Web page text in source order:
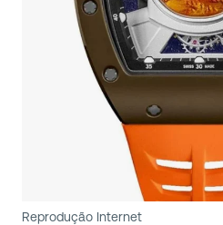
Reprodução Internet